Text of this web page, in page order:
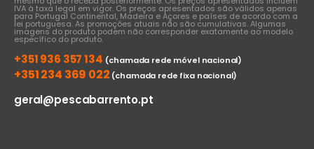
IVA à taxa legal em vigor. Os preços apresentados são válidos apenas
para Portugal Continental, Madeira e Açores e países de acordo com a
lei portuguesa. As promoções atuais não são cumulativas. Algumas
imagens do produto podem não corresponder exatamente ao modelo
específico do produto.
+351 936 357 134 (chamada rede móvel nacional)
+351 234 369 022 (chamada rede fixa nacional)
geral@pescabarrento.pt